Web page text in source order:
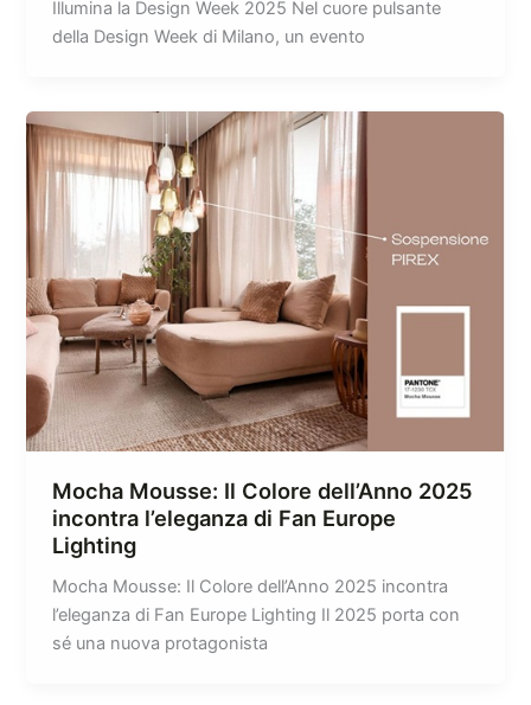
Illumina la Design Week 2025 Nel cuore pulsante
della Design Week di Milano, un evento
Mocha Mousse: Il Colore dell’Anno 2025
incontra l’eleganza di Fan Europe
Lighting
Mocha Mousse: Il Colore dell’Anno 2025 incontra
l’eleganza di Fan Europe Lighting Il 2025 porta con
sé una nuova protagonista